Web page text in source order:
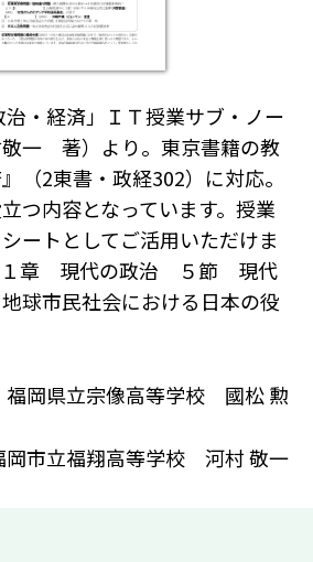
・経済」ＩＴ授業サブ・ノー
敬一 著）より。東京書籍の教
（2東書・政経302）に対応。
つ内容となっています。授業
ートとしてご活用いただけま
１章 現代の政治 ５節 現代
市民社会における日本の役
福岡県立宗像高等学校 國松 勲
岡市立福翔高等学校 河村 敬一